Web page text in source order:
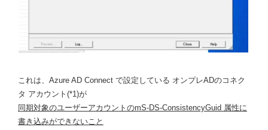
これは、Azure AD Connect で設定している オンプレADのコネク
タ アカウント(*1)が
同期対象のユーザーアカウントのmS-DS-ConsistencyGuid 属性に
書き込みができないこと